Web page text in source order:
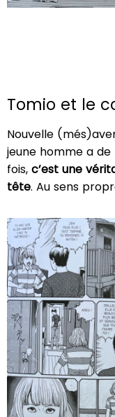
Tomio et le
Nouvelle
jeune homme a
fois, c’est une
tête. Au sens